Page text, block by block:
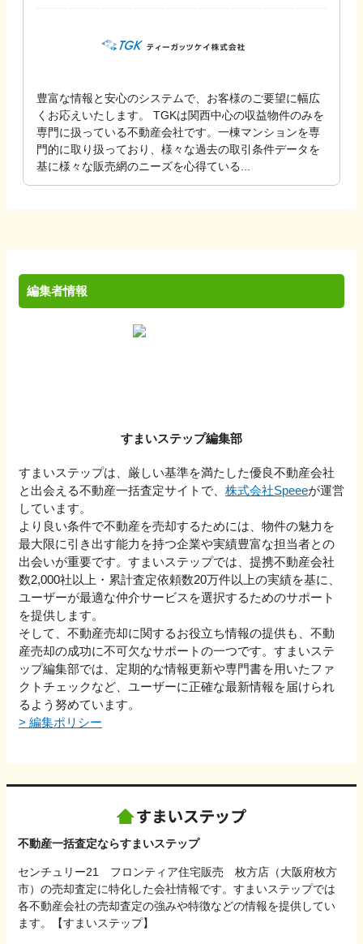
豊富な情報と安心のシステムで、お客様のご要望に幅広
くお応えいたします。 TGKは関西中心の収益物件のみを
専門に扱っている不動産会社です。一棟マンションを専
門的に取り扱っており、様々な過去の取引条件データを
基に様々な販売網のニーズを心得ている...
編集者情報
すまいステップ編集部
すまいステップは、厳しい基準を満たした優良不動産会社
と出会える不動産一括査定サイトで、 株式会社Speeeが運営
しています。
より良い条件で不動産を売却するためには、物件の魅力を
最大限に引き出す能力を持つ企業や実績豊富な担当者との
出会いが重要です。すまいステップでは、提携不動産会社
数2,000社以上・累計査定依頼数20万件以上の実績を基に、
ユーザーが最適な仲介サービスを選択するためのサポート
を提供します。
そして、不動産売却に関するお役立ち情報の提供も、不動
産売却の成功に不可欠なサポートの一つです。すまいステ
ップ編集部では、定期的な情報更新や専門書を用いたファ
クトチェックなど、ユーザーに正確な最新情報を届けられ
るよう努めています。
> 編集ポリシー
不動産一括査定ならすまいステップ
センチュリー21 フロンティア住宅販売 枚方店（大阪府枚方
市）の売却査定に特化した会社情報です。すまいステップでは
各不動産会社の売却査定の強みや特徴などの情報を提供してい
ます。【すまいステップ】